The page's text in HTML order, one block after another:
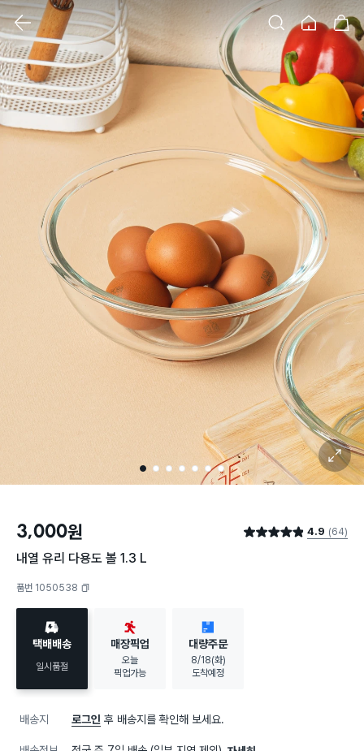
홈 장바구니
클릭 시 이미지 확대 보기 팝업 열림
1 2 3 4 5 6 7
확대 보기
3,000원 별점 4.9점 4.9 (64)
내열 유리 다용도 볼 1.3 L
품번 1050538
택배배송
일시품절
매장픽업
오늘
픽업가능
대량주문
8/18(화)
도착예정
배송지 로그인 후 배송지를 확인해 보세요.